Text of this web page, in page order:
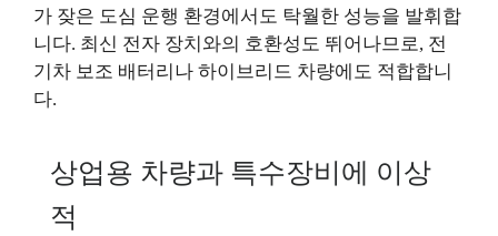
가 잦은 도심 운행 환경에서도 탁월한 성능을 발휘합
니다. 최신 전자 장치와의 호환성도 뛰어나므로, 전
기차 보조 배터리나 하이브리드 차량에도 적합합니
다.
상업용 차량과 특수장비에 이상
적